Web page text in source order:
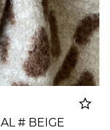
# BEIGE